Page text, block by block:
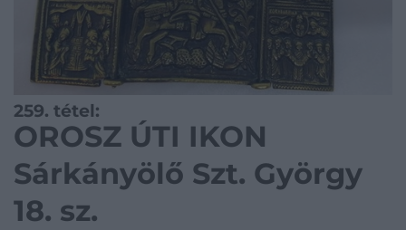
259. tétel:
OROSZ ÚTI IKON
Sárkányölő Szt. György
18. sz.